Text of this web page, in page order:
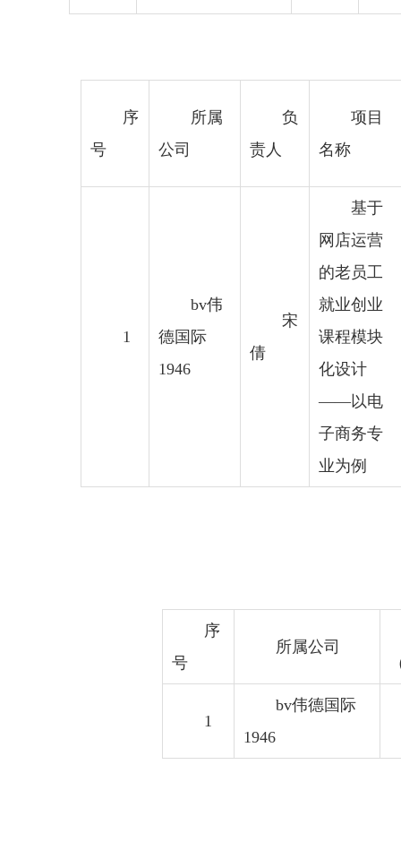
序
号
所属
公司
负
责人
项目
名称
1
bv伟
德国际
1946
宋
倩
基于
网店运营
的老员工
就业创业
课程模块
化设计
——以电
子商务专
业为例
序
号
所属公司
1
bv伟德国际
1946